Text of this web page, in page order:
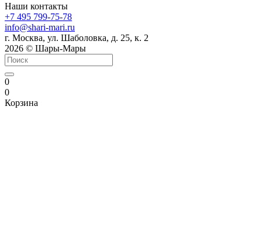
Наши контакты
+7 495 799-75-78
info@shari-mari.ru
г. Москва, ул. Шаболовка, д. 25, к. 2
2026 © Шары-Мары
0
0
Корзина